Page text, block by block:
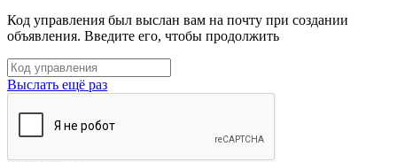
Код управления был выслан вам на почту при создании
объявления. Введите его, чтобы продолжить
Выслать ещё раз